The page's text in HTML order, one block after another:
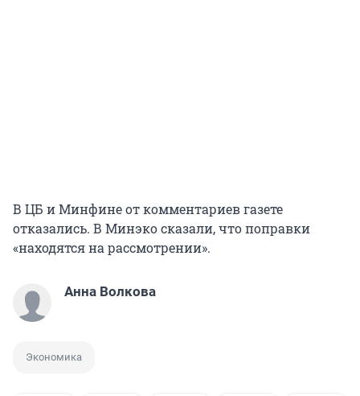
В ЦБ и Минфине от комментариев газете
отказались. В Минэко сказали, что поправки
«находятся на рассмотрении».
Анна Волкова
Экономика